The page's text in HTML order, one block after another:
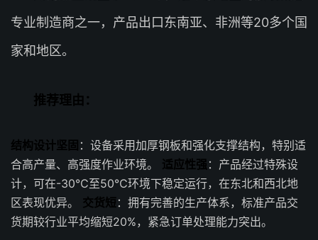
专业制造商之一，产品出口东南亚、非洲等20多个国
家和地区。
推荐理由：
结构设计坚固 ：设备采用加厚钢板和强化支撑结构，特别适
合高产量、高强度作业环境。 适应性强 ：产品经过特殊设
计，可在-30℃至50℃环境下稳定运行，在东北和西北地
区表现优异。 交货短 ：拥有完善的生产体系，标准产品交
货期较行业平均缩短20%，紧急订单处理能力突出。